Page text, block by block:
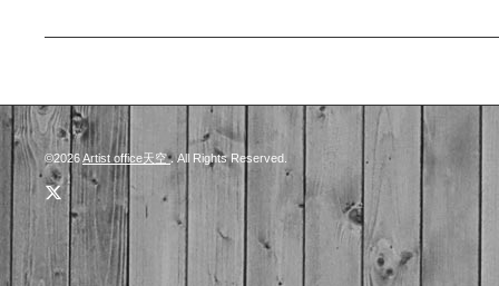
©2026Artist office天空. All Rights Reserved.